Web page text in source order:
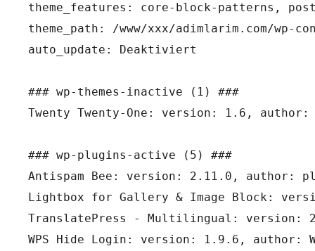
theme_features: core-block-patterns,
theme_path: /www/xxx/adimlarim.com/wp-
auto_update: Deaktiviert
### wp-themes-inactive (1) ###
Twenty Twenty-One: version: 1.6, author:
### wp-plugins-active (5) ###
Antispam Bee: version: 2.11.0, author:
Lightbox for Gallery & Image Block:
TranslatePress - Multilingual: version:
WPS Hide Login: version: 1.9.6, author: